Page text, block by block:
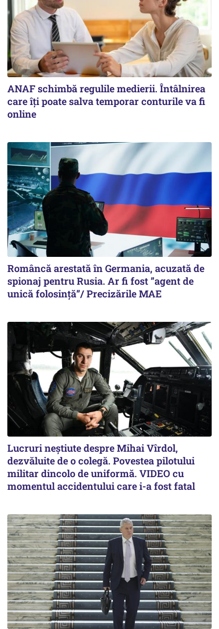
ANAF schimbă regulile medierii. Întâlnirea
care îți poate salva temporar conturile va fi
online
Româncă arestată în Germania, acuzată de
spionaj pentru Rusia. Ar fi fost ”agent de
unică folosință”/ Precizările MAE
Lucruri neștiute despre Mihai Vîrdol,
dezvăluite de o colegă. Povestea pilotului
militar dincolo de uniformă. VIDEO cu
momentul accidentului care i-a fost fatal